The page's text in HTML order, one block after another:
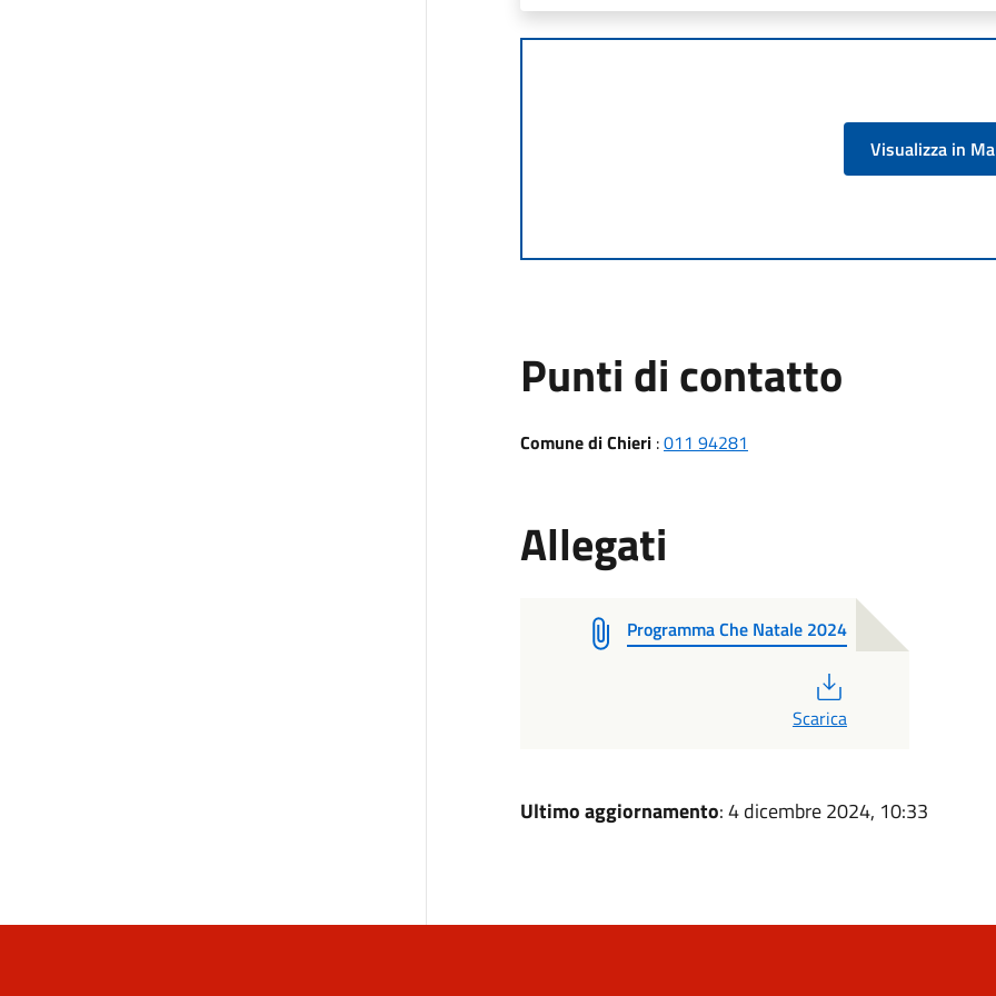
Visualizza in
Punti di contatto
Comune di Chieri:011 94281
Allegati
Programma Che Natale 2024
Scarica
Ultimo aggiornamento: 4 dicembre 2024, 10:33